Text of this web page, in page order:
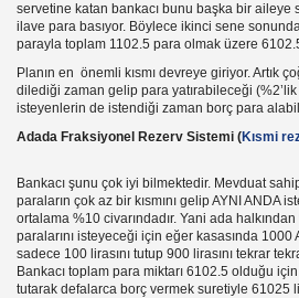
servetine katan bankacı bunu başka bir aileye
ilave para basıyor. Böylece ikinci sene
parayla toplam 1102.5 para olmak üzere
Planın en önemli kısmı devreye giriyor. Artık
dilediği zaman gelip para yatırabileceği
isteyenlerin de istendiği zaman borç para
Adada Fraksiyonel Rezerv Sistemi (Kısmi
Bankacı şunu çok iyi bilmektedir. Mevduat
paraların çok az bir kısmını gelip AYNI ANDA
ortalama %10 civarındadır. Yani ada
paralarını isteyeceği için eğer kasasında 1000
sadece 100 lirasını tutup 900 lirasını tekrar
Bankacı toplam para miktarı 6102.5 olduğu
tutarak defalarca borç vermek suretiyle 61025